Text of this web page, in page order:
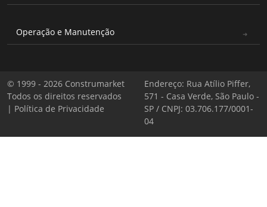
Operação e Manutenção
© 1999 - 2026 Construmarket
Todos os direitos reservados
| Política de Privacidade
Endereço: Rua Atílio Piffer,
571 - Casa Verde, São Paulo -
SP / CNPJ: 03.706.177/0001-
04